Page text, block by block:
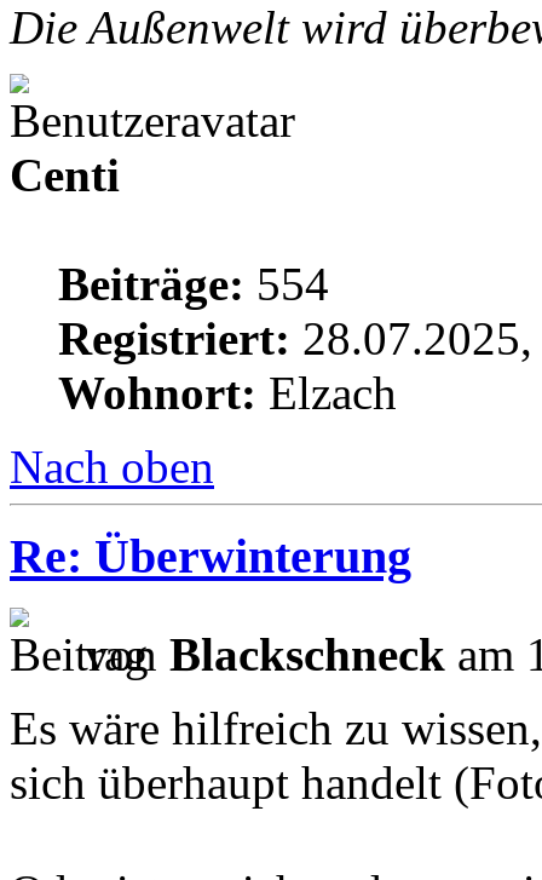
Die Außenwelt wird
Centi
Beiträge: 554
Registriert:
Wohnort: Elzach
Nach oben
Re: Überwinterung
von Blackschneck am
Es wäre hilfreich zu
sich überhaupt handelt